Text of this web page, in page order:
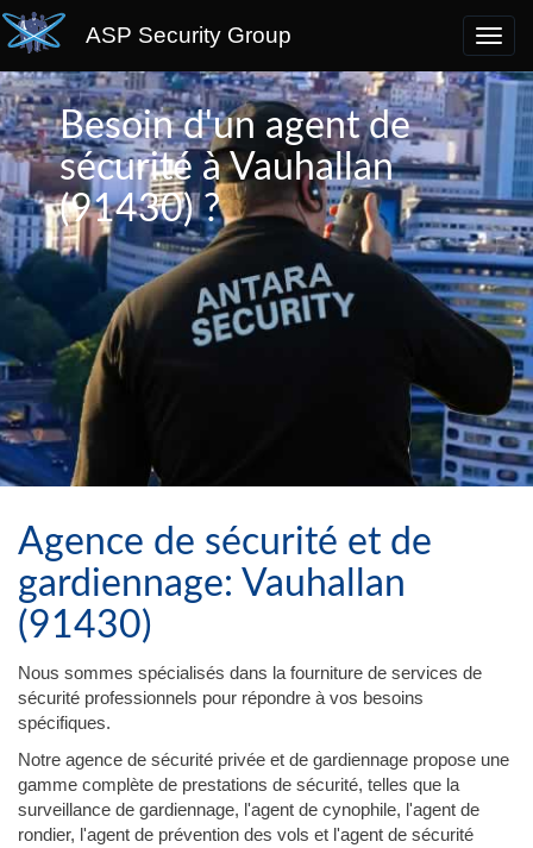
ASP Security Group
Besoin d'un agent de
sécurité à Vauhallan
(91430) ?
Agence de sécurité et de
gardiennage: Vauhallan
(91430)
Nous sommes spécialisés dans la fourniture de services de
sécurité professionnels pour répondre à vos besoins
spécifiques.
Notre agence de sécurité privée et de gardiennage propose une
gamme complète de prestations de sécurité, telles que la
surveillance de gardiennage, l'agent de cynophile, l'agent de
rondier, l'agent de prévention des vols et l'agent de sécurité